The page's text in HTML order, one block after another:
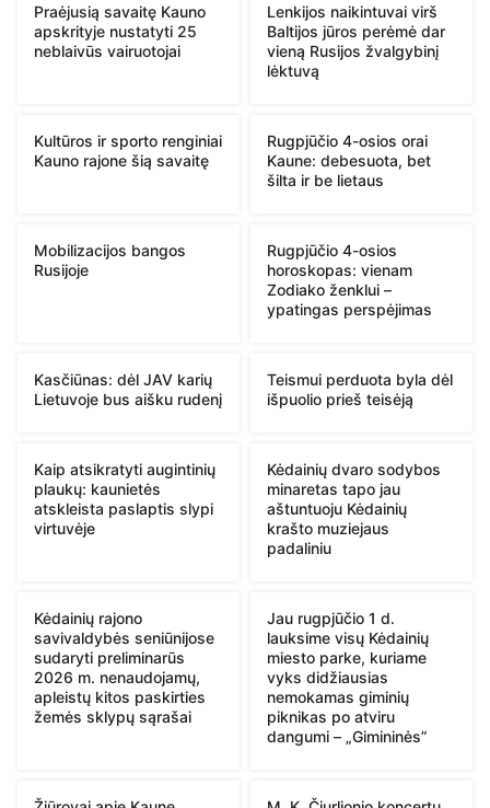
Praėjusią savaitę Kauno
apskrityje nustatyti 25
neblaivūs vairuotojai
Lenkijos naikintuvai virš
Baltijos jūros perėmė dar
vieną Rusijos žvalgybinį
lėktuvą
Kultūros ir sporto renginiai
Kauno rajone šią savaitę
Rugpjūčio 4-osios orai
Kaune: debesuota, bet
šilta ir be lietaus
Mobilizacijos bangos
Rusijoje
Rugpjūčio 4-osios
horoskopas: vienam
Zodiako ženklui –
ypatingas perspėjimas
Kasčiūnas: dėl JAV karių
Lietuvoje bus aišku rudenį
Teismui perduota byla dėl
išpuolio prieš teisėją
Kaip atsikratyti augintinių
plaukų: kaunietės
atskleista paslaptis slypi
virtuvėje
Kėdainių dvaro sodybos
minaretas tapo jau
aštuntuoju Kėdainių
krašto muziejaus
padaliniu
Kėdainių rajono
savivaldybės seniūnijose
sudaryti preliminarūs
2026 m. nenaudojamų,
apleistų kitos paskirties
žemės sklypų sąrašai
Jau rugpjūčio 1 d.
lauksime visų Kėdainių
miesto parke, kuriame
vyks didžiausias
nemokamas giminių
piknikas po atviru
dangumi – „Gimininės”